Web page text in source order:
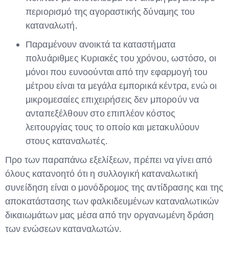
περιορισμό της αγοραστικής δύναμης του
καταναλωτή.
Παραμένουν ανοικτά τα καταστήματα
πολυάριθμες Κυριακές του χρόνου, ωστόσο, οι
μόνοι που ευνοούνται από την εφαρμογή του
μέτρου είναι τα μεγάλα εμπορικά κέντρα, ενώ οι
μικρομεσαίες επιχειρήσεις δεν μπορούν να
ανταπεξέλθουν στο επιπλέον κόστος
λειτουργίας τους το οποίο και μετακυλύουν
στους καταναλωτές.
Προ των παραπάνω εξελίξεων, πρέπει να γίνει από
όλους κατανοητό ότι η συλλογική καταναλωτική
συνείδηση είναι ο μονόδρομος της αντίδρασης και της
αποκατάστασης των φαλκιδευμένων καταναλωτικών
δικαιωμάτων μας μέσα από την οργανωμένη δράση
των ενώσεων καταναλωτών.